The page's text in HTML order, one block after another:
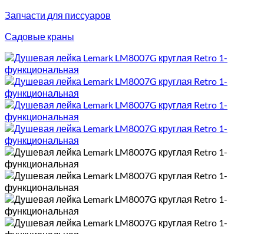
Запчасти для писсуаров
Садовые краны